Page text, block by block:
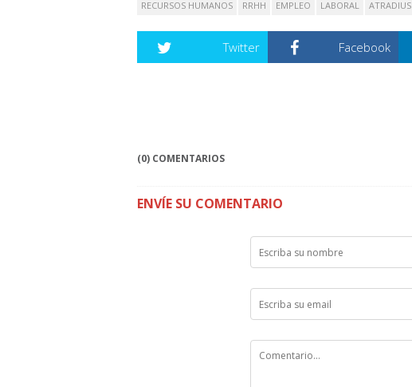
RECURSOS HUMANOS RRHH EMPLEO LABORAL ATRADIUS
Twitter Facebook
(0) COMENTARIOS
ENVÍE SU COMENTARIO